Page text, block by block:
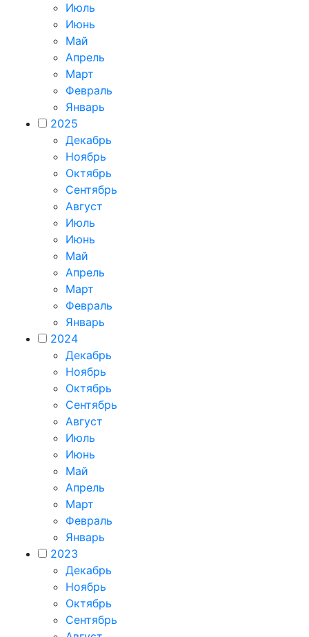
Июль
Июнь
Май
Апрель
Март
Февраль
Январь
2025
Декабрь
Ноябрь
Октябрь
Сентябрь
Август
Июль
Июнь
Май
Апрель
Март
Февраль
Январь
2024
Декабрь
Ноябрь
Октябрь
Сентябрь
Август
Июль
Июнь
Май
Апрель
Март
Февраль
Январь
2023
Декабрь
Ноябрь
Октябрь
Сентябрь